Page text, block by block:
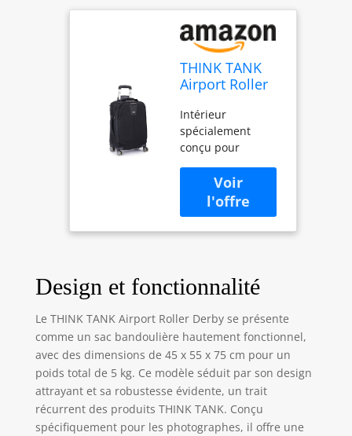
THINK TANK
Airport Roller
bandoulière,
75 cm, Noir
(Negro)
Intérieur
spécialement
conçu pour
maximiser le
matériel de
transport. Répond
à la plupart des
exigences des
américaines et
internationales –
Vérifiez auprès de
votre compagnie
aérienne les
exigences actuelles
en matière de
bagage à main
Design ultra léger
ne pèse que 3,4 kg.
Design et fonctionnalité
Le THINK TANK Airport Roller Derby se présente
comme un sac bandoulière hautement fonctionnel,
avec des dimensions de 45 x 55 x 75 cm pour un
poids total de 5 kg. Ce modèle séduit par son design
attrayant et sa robustesse évidente, un trait
récurrent des produits THINK TANK. Conçu
spécifiquement pour les photographes, il offre une